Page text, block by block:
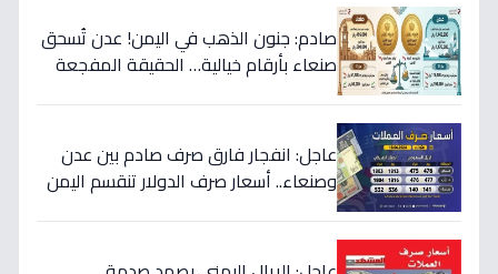
صادم: جنون الذهب في اليمن! عدن تُسحق
صنعاء بأرقام خيالية… الحقيقة المفجعة
عاجل: انفجار فارق صرف صادم بين عدن
وصنعاء.. أسعار صرف الدولار تنقسم اليمن